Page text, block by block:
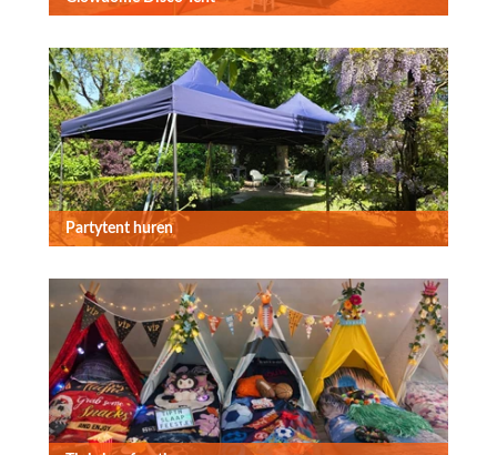
Partytent huren